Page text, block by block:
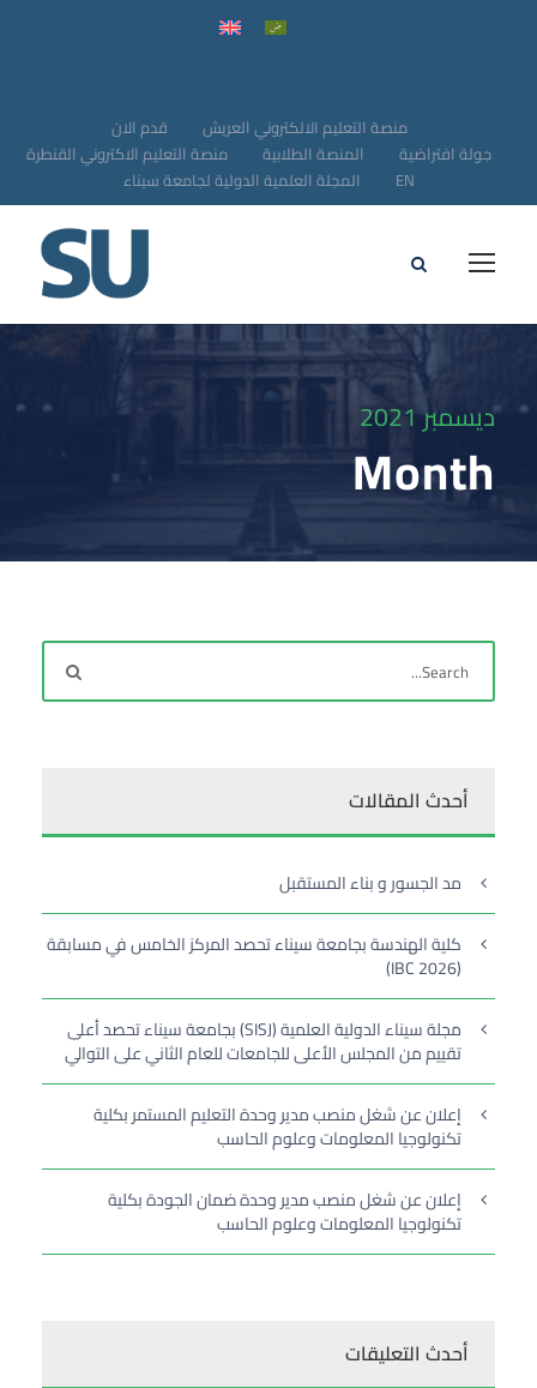
قدم الان
منصة التعليم الالكتروني العريش
منصة التعليم الاكتروني القنطرة
المنصة الطلابية
جولة افتراضية
المجلة العلمية الدولية لجامعة سيناء
EN
ديسمبر 2021
Month
أحدث المقالات
مد الجسور و بناء المستقبل
كلية الهندسة بجامعة سيناء تحصد المركز الخامس في مسابقة
(IBC 2026)
مجلة سيناء الدولية العلمية (SISJ) بجامعة سيناء تحصد أعلى
تقييم من المجلس الأعلى للجامعات للعام الثاني على التوالي
إعلان عن شغل منصب مدير وحدة التعليم المستمر بكلية
تكنولوجيا المعلومات وعلوم الحاسب
إعلان عن شغل منصب مدير وحدة ضمان الجودة بكلية
تكنولوجيا المعلومات وعلوم الحاسب
أحدث التعليقات